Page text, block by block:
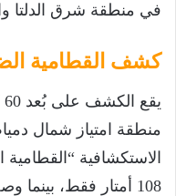
في منطقة شرق الدلتا
كشف القطامية
منطقة امتياز شمال